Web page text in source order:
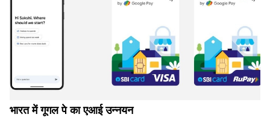
भारत में गूगल पे का एआई उन्नयन